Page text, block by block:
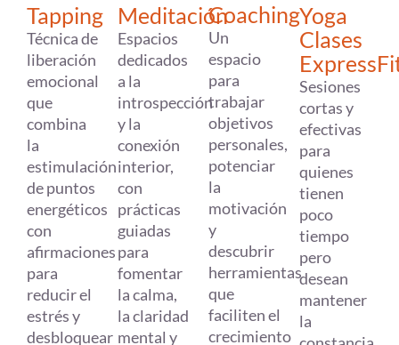
Tapping
Técnica de
liberación
emocional
que
combina
la
estimulación
de puntos
energéticos
con
afirmaciones
para
reducir el
estrés y
desbloquear
Meditación
Espacios
dedicados
a la
introspección
y la
conexión
interior,
con
prácticas
guiadas
para
fomentar
la calma,
la claridad
mental y
Coaching
Un
espacio
para
trabajar
objetivos
personales,
potenciar
la
motivación
y
descubrir
herramientas
que
faciliten el
crecimiento
Yoga
Clases
Sesiones
cortas y
efectivas
para
quienes
tienen
poco
tiempo
pero
desean
mantener
la